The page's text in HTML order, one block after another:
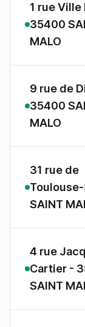
1 rue Ville
35400
MALO
9 rue de
35400
MALO
31 rue de
SAINT
4 rue
Cartier -
SAINT